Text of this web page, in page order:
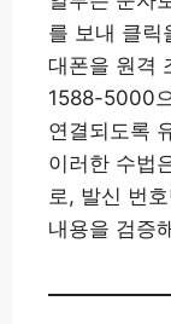
를 보내 클릭
대폰을 원격
1588-5000
연결되도록
이러한 수법
로, 발신 번
내용을 검증